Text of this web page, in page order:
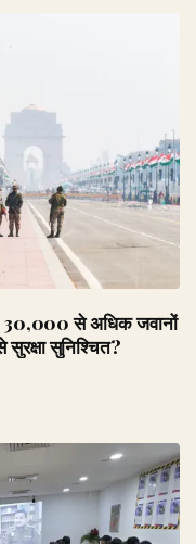
30,000 से अधिक जवानों
सुनिश्चित?